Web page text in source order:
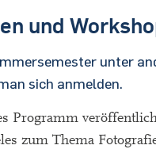
und
unter
sich anmelden.
Programm
zum Thema